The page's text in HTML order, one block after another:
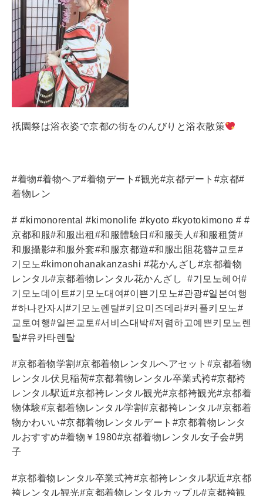
祇園祭は浴衣姿で京都の街をのんびりと浴衣散策
#着物#着物ヘア#着物デート #観光#京都デート #京都#
着物レン
# #kimonorental #kimonolife #kyoto #kyotokimono # #
京都和服#和服出租 #和服體驗日 #和服美人 #和服租赁#
和服攝影#和服外套#和服京都遊#和服出阻花簪#교토#
기모노#kimonohanakanzashi #花かんざし#京都着物
レンタル#京都着物レンタル花かんざし #기모노헤어#
기모노데이트#기모노대여#이쁜기모노#관광#일본여행
#하나칸자시 #기모노렌탈#키요미즈데라#커플키모노#
교토여행#일본교토#서비스대박#저렴하고예쁜키모노렌
탈#유카타렌탈
#京都着物学割 #京都着物レンタルヘアセット #京都着物
レンタル伏見稲荷#京都着物レンタル卒業式袴#京都袴
レンタル駅近#京都袴レンタル観光#京都袴観光#京都着
物体験#京都着物レンタル学割#京都袴レンタル#京都着
物かわいい#京都着物レンタルデート #京都着物レンタ
ルおすすめ#着物￥ 1980#京都着物レンタル女子会#男
子
#京都着物レンタル卒業式袴#京都袴レンタル駅近#京都
袴レンタル観光#京都着物レンタルカップル#京都袴観